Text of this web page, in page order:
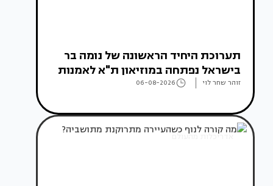
תערוכת היחיד הראשונה של נומה בר
בישראל נפתחה במוזיאון ת"א לאמנות
זוהר שחר לוי 06-08-2026
אדריכלות מהעולם